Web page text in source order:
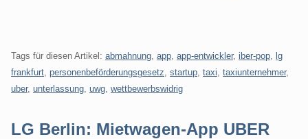
Tags für diesen Artikel: abmahnung app app-entwickler, iber-pop
lg
frankfurt personenbeförderungsgesetz startup taxi taxiunternehmer,
uber, unterlassung uwg wettbewerbswidrig
LG Berlin: Mietwagen-App UBER